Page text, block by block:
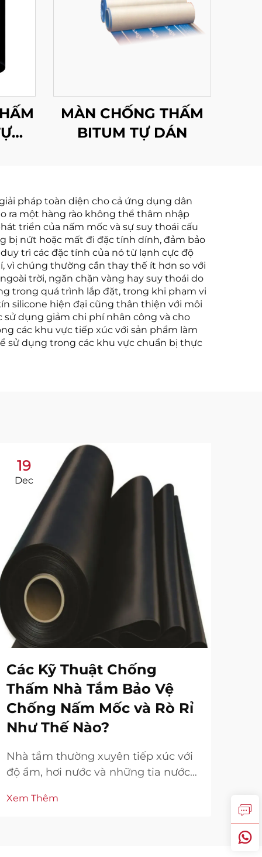
MÀN CHỐNG THẤM
BITUM TỰ DÁN
pháp toàn diện cho cả ứng dụng dân
ra một hàng rào không thể thâm nhập
triển của nấm mốc và sự suy thoái cấu
bị nứt hoặc mất đi đặc tính dính, đảm bảo
trì các đặc tính của nó từ lạnh cực độ
vì chúng thường cần thay thế ít hơn so với
trời, ngăn chặn vàng hay suy thoái do
trong quá trình lắp đặt, trong khi phạm vi
silicone hiện đại cũng thân thiện với môi
dụng giảm chi phí nhân công và cho
các khu vực tiếp xúc với sản phẩm làm
sử dụng trong các khu vực chuẩn bị thực
19
Dec
Các Kỹ Thuật Chống
Thấm Nhà Tắm Bảo Vệ
Chống Nấm Mốc và Rò Rỉ
Như Thế Nào?
Nhà tắm thường xuyên tiếp xúc với
độ ẩm, hơi nước và những tia nước
các vật liệu xây dựng và gây ra
Xem Thêm